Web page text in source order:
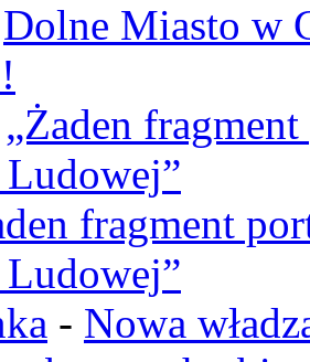
Dolne Miasto w
„Żaden
fragment
- Nowa